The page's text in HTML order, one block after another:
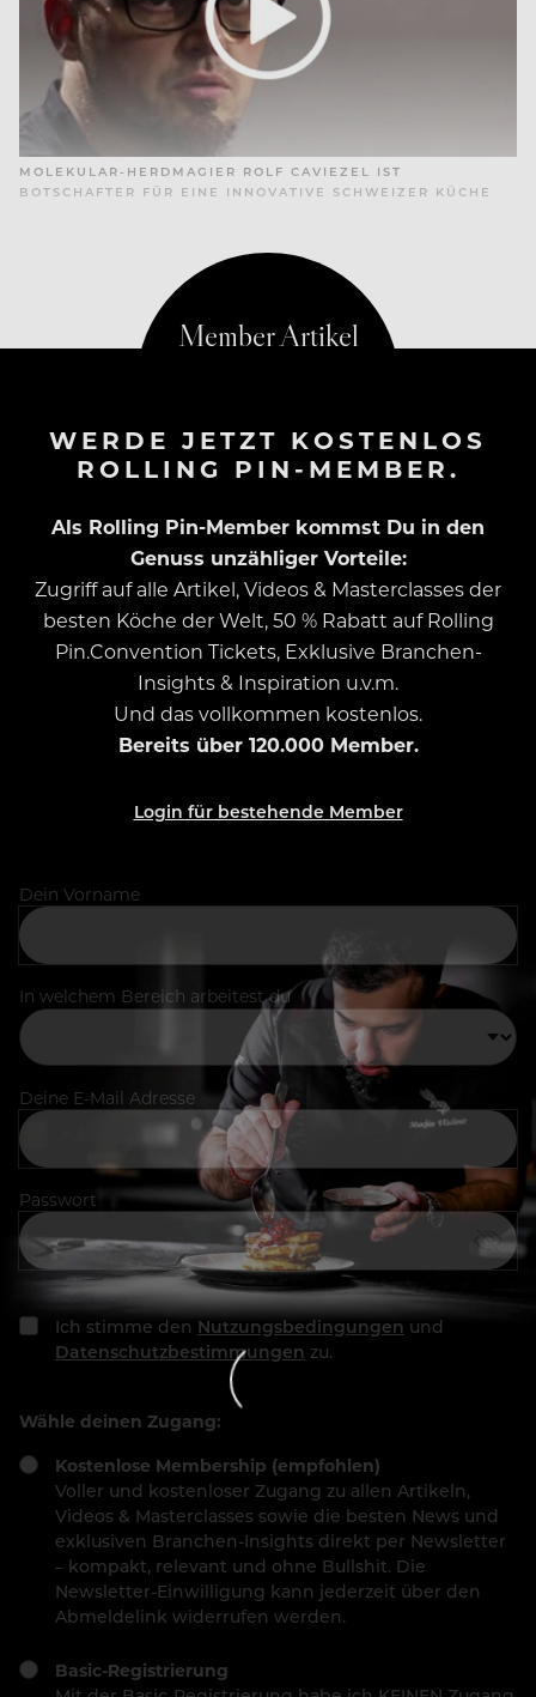
MOLEKULAR-HERDMAGIER ROLF CAVIEZEL IST
BOTSCHAFTER FÜR EINE INNOVATIVE SCHWEIZER KÜCHE
WERDE JETZT KOSTENLOS
ROLLING PIN-MEMBER.
Als Rolling Pin-Member kommst Du in den
Genuss unzähliger Vorteile:
Zugriff auf alle Artikel, Videos & Masterclasses der
besten Köche der Welt, 50 % Rabatt auf Rolling
Pin.Convention Tickets, Exklusive Branchen-
Insights & Inspiration u.v.m.
Und das vollkommen kostenlos.
Bereits über 120.000 Member.
Login für bestehende Member
Dein Vorname
In welchem Bereich arbeitest du
Deine E-Mail Adresse
Passwort
Ich stimme den Nutzungsbedingungen und
Datenschutzbestimmungen zu.
Wähle deinen Zugang:
Kostenlose Membership (empfohlen)
Voller und kostenloser Zugang zu allen Artikeln,
Videos & Masterclasses sowie die besten News und
exklusiven Branchen-Insights direkt per Newsletter
– kompakt, relevant und ohne Bullshit. Die
Newsletter-Einwilligung kann jederzeit über den
Abmeldelink widerrufen werden.
Basic-Registrierung